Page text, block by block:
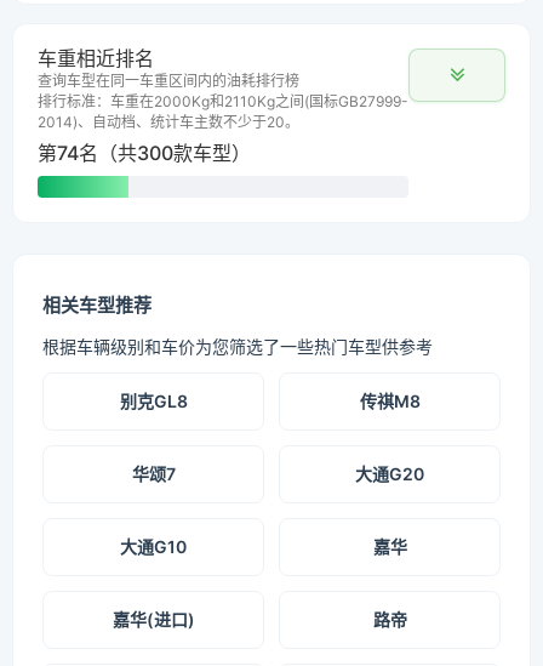
车重相近排名
查询车型在同一车重区间内的油耗排行榜
排行标准：车重在2000Kg和2110Kg之间(国标GB27999-
2014)、自动档、统计车主数不少于20。
第74名（共300款车型）
相关车型推荐
根据车辆级别和车价为您筛选了一些热门车型供参考
别克GL8 传祺M8
华颂7 大通G20
大通G10 嘉华
嘉华(进口) 路帝